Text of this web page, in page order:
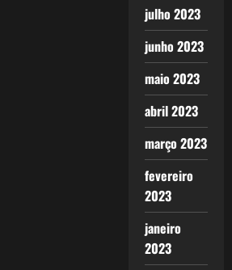
julho 2023
junho 2023
maio 2023
abril 2023
março 2023
fevereiro
2023
janeiro
2023